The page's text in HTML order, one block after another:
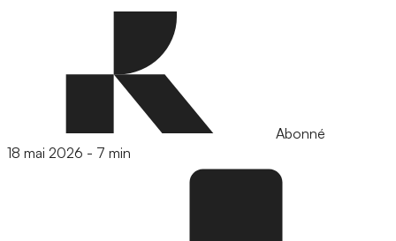
Abonné
18 mai 2026 - 7 min